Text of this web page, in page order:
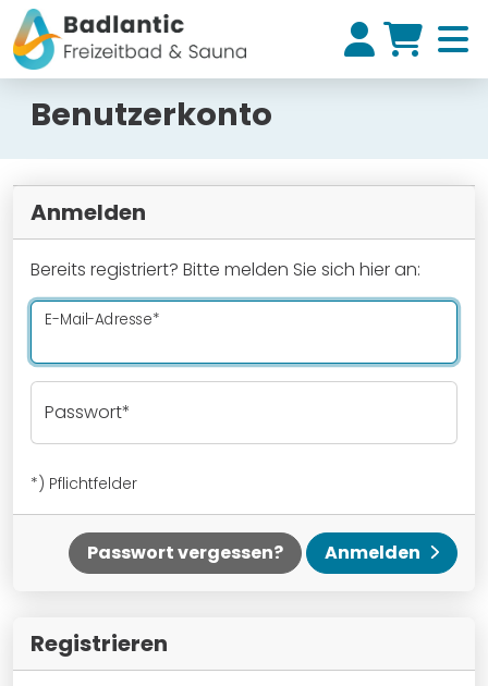
Benutzerkonto
Anmelden
Bereits registriert? Bitte melden Sie sich hier an:
E-Mail-Adresse
Passwort
*) Pflichtfelder
Passwort vergessen? Anmelden
Registrieren